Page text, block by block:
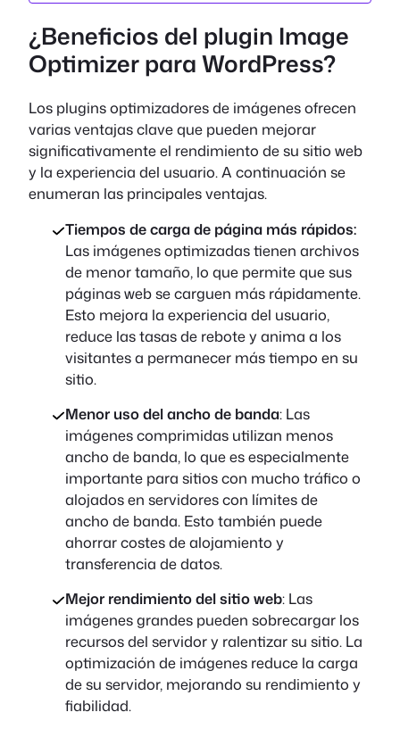
¿Beneficios del plugin Image
Optimizer para WordPress?
Los plugins optimizadores de imágenes ofrecen
varias ventajas clave que pueden mejorar
significativamente el rendimiento de su sitio web
y la experiencia del usuario. A continuación se
enumeran las principales ventajas.
Tiempos de carga de página más rápidos:
Las imágenes optimizadas tienen archivos
de menor tamaño, lo que permite que sus
páginas web se carguen más rápidamente.
Esto mejora la experiencia del usuario,
reduce las tasas de rebote y anima a los
visitantes a permanecer más tiempo en su
sitio.
Menor uso del ancho de banda: Las
imágenes comprimidas utilizan menos
ancho de banda, lo que es especialmente
importante para sitios con mucho tráfico o
alojados en servidores con límites de
ancho de banda. Esto también puede
ahorrar costes de alojamiento y
transferencia de datos.
Mejor rendimiento del sitio web: Las
imágenes grandes pueden sobrecargar los
recursos del servidor y ralentizar su sitio. La
optimización de imágenes reduce la carga
de su servidor, mejorando su rendimiento y
fiabilidad.